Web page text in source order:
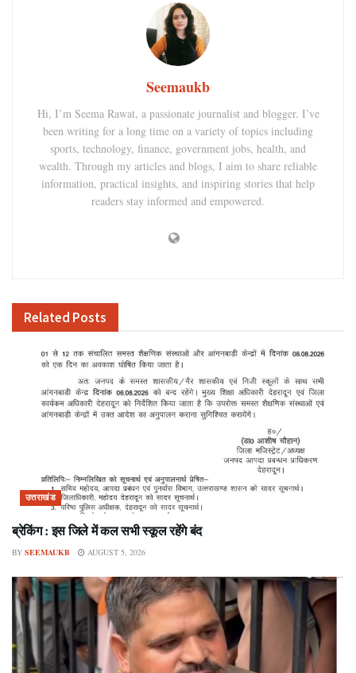
Seemaukb
Hi, I’m Seema Rawat, a passionate journalist and blogger. I’ve
been writing for a long time on a variety of topics including
sports, technology, finance, government jobs, health, and
wealth. Through my articles and blogs, I aim to share reliable
information, practical insights, and inspiring stories that help
readers stay informed and empowered.
Related Posts
उत्तराखंड
ब्रेकिंग : इस जिले में कल सभी स्कूल रहेंगे बंद
BY SEEMAUKB AUGUST 5, 2026